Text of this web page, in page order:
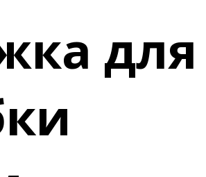
для